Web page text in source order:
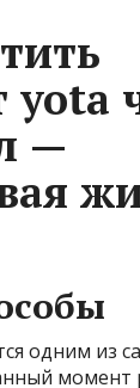
yota
—
одним из
момент